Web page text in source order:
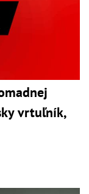
vrtuľník,